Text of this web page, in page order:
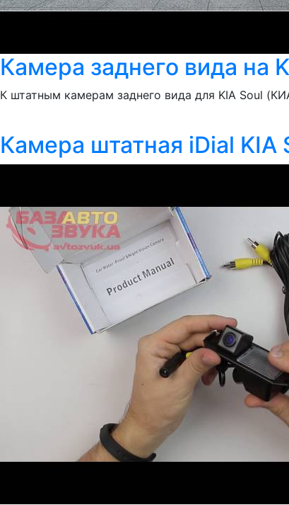
Камера заднего вида на
К штатным камерам заднего вида для KIA Soul
Камера штатная iDial KIA